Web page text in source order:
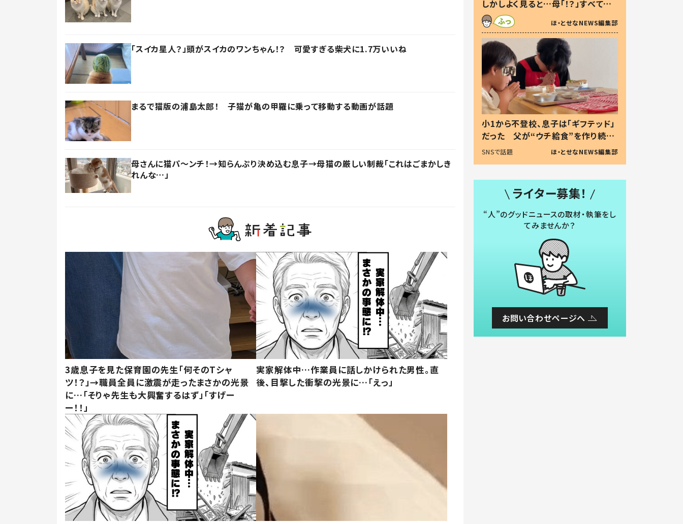
「スイカ星人？」頭がスイカのワンちゃん！？ 可愛すぎる柴犬に1.7万いいね
まるで猫版の浦島太郎！ 子猫が亀の甲羅に乗って移動する動画が話題
母さんに猫パ～ンチ！→知らんぷり決め込む息子→母猫の厳しい制裁「これはごまかしき
れんな…」
3歳息子を見た保育園の先生「何そのTシャ
ツ！？」→職員全員に激震が走ったまさかの光景
に…「そりゃ先生も大興奮するはず」「すげー
ー！！」
実家解体中…作業員に話しかけられた男性。直
後、目撃した衝撃の光景に…「えっ」
しかしよく見ると…母「！？」すべてを
察した母の投稿に「可愛いから許
す！」「現行犯〜」
ほ・とせなNEWS編集部
小1から不登校、息子は「ギフテッド」
だった 父が“ウチ給食”を作り続け
る理由とは #令和の親 #令和の子
SNSで話題 ほ・とせなNEWS編集部
ライター募集！
“人”のグッドニュースの取材・執筆をし
てみませんか？
お問い合わせページへ